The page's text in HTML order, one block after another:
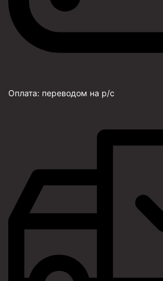
Оплата: переводом на р/с